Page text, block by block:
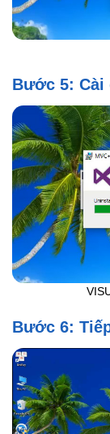
Bước 5: Cài
Bước 6: